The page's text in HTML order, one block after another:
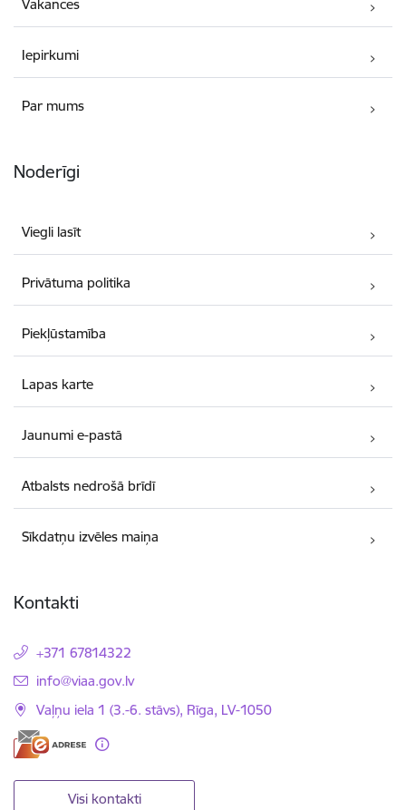
Vakances
Iepirkumi
Par mums
Noderīgi
Viegli lasīt
Privātuma politika
Piekļūstamība
Lapas karte
Jaunumi e-pastā
Atbalsts nedrošā brīdī
Sīkdatņu izvēles maiņa
Kontakti
+371 67814322
E-pasts:
info@viaa.gov.lv
Vaļņu iela 1 (3.-6. stāvs), Rīga, LV-1050
Visi kontakti